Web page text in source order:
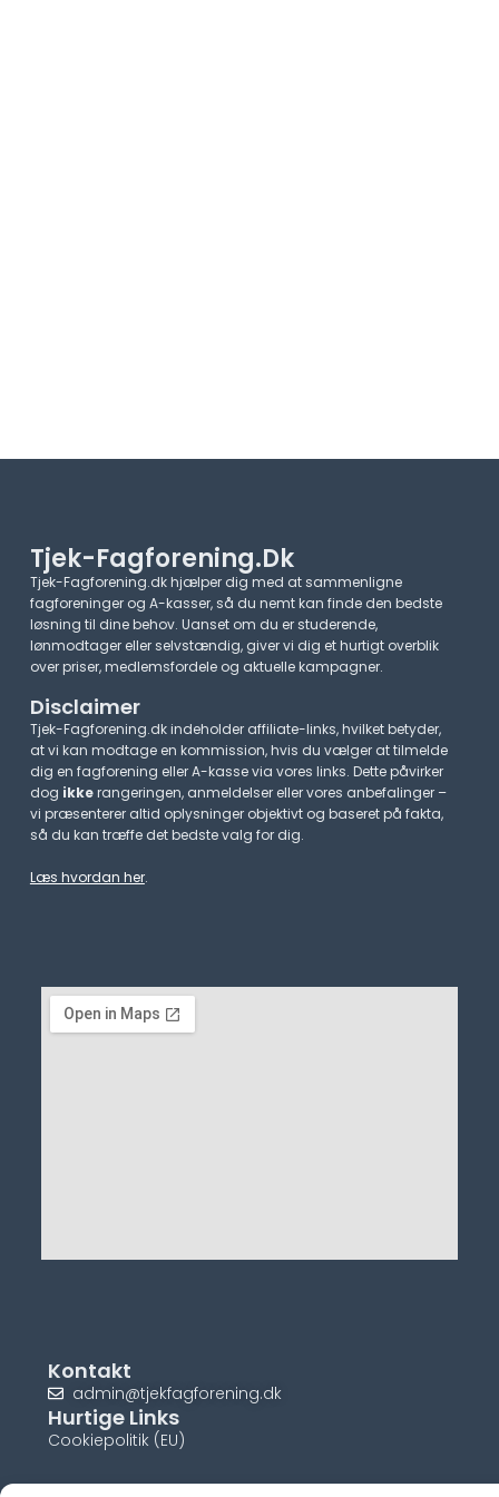
Tjek-Fagforening.dk
Tjek-Fagforening.dk hjælper dig med at sammenligne
fagforeninger og A-kasser, så du nemt kan finde den bedste
løsning til dine behov. Uanset om du er studerende,
lønmodtager eller selvstændig, giver vi dig et hurtigt overblik
over priser, medlemsfordele og aktuelle kampagner.​
Disclaimer
Tjek-Fagforening.dk indeholder affiliate-links, hvilket betyder,
at vi kan modtage en kommission, hvis du vælger at tilmelde
dig en fagforening eller A-kasse via vores links. Dette påvirker
dog ikkerangeringen, anmeldelser eller vores anbefalinger –
vi præsenterer altid oplysninger objektivt og baseret på fakta,
så du kan træffe det bedste valg for dig.
Læs hvordan her.
Kontakt
admin@tjekfagforening.dk
Hurtige Links
Cookiepolitik (EU)